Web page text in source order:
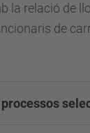
la relació de
de